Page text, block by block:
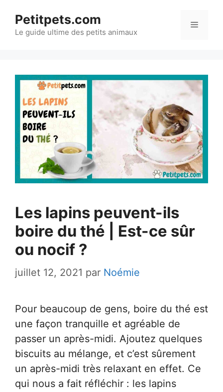
contenu
Petitpets.com
Le guide ultime des petits animaux
Menu
Les lapins peuvent-ils
boire du thé | Est-ce sûr
ou nocif ?
juillet 12, 2021 par Noémie
Pour beaucoup de gens, boire du thé est
une façon tranquille et agréable de
passer un après-midi. Ajoutez quelques
biscuits au mélange, et c’est sûrement
un après-midi très relaxant en effet. Ce
qui nous a fait réfléchir : les lapins